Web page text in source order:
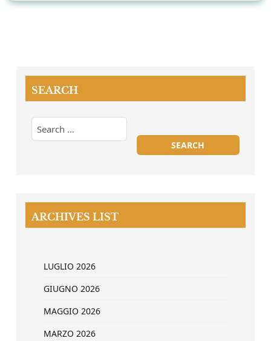
SEARCH
ARCHIVES LIST
LUGLIO 2026
GIUGNO 2026
MAGGIO 2026
MARZO 2026